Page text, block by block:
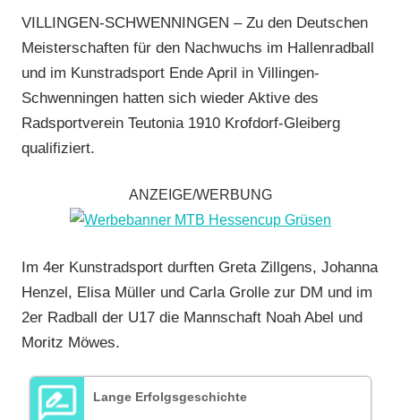
RSV
Krofdorf-
Gleiberg,
Vereine
VILLINGEN-SCHWENNINGEN – Zu den Deutschen
Meisterschaften für den Nachwuchs im Hallenradball
und im Kunstradsport Ende April in Villingen-
Schwenningen hatten sich wieder Aktive des
Radsportverein Teutonia 1910 Krofdorf-Gleiberg
qualifiziert.
ANZEIGE/WERBUNG
Im 4er Kunstradsport durften Greta Zillgens, Johanna
Henzel, Elisa Müller und Carla Grolle zur DM und im
2er Radball der U17 die Mannschaft Noah Abel und
Moritz Möwes.
Lange Erfolgsgeschichte